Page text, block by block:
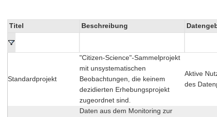
Titel Beschreibung
Standardprojekt
"Citizen-Science"-Sammelprojekt
mit unsystematischen
Beobachtungen, die keinem
dezidierten Erhebungsprojekt
zugeordnet sind.
Aktive
des
Daten aus dem Monitoring zur